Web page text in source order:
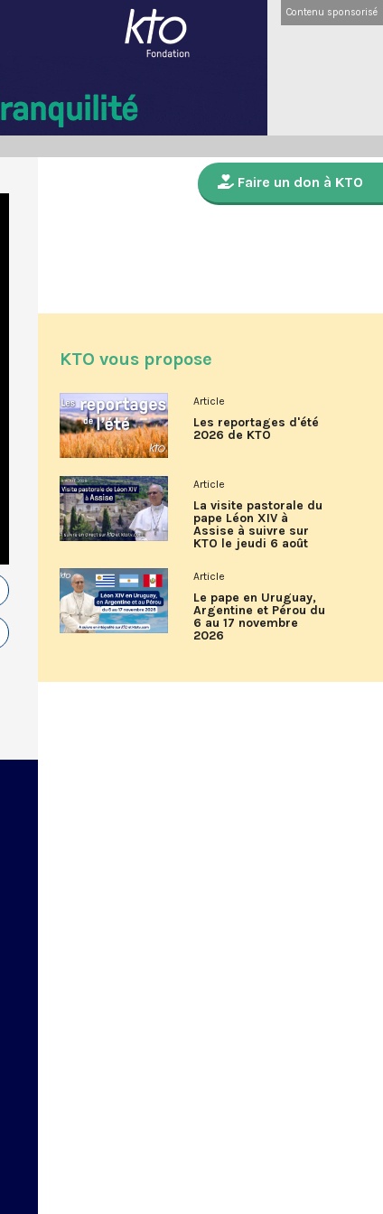
Contenu sponsorisé
Faire un don à KTO
KTO vous propose
Article
Les reportages d'été
2026 de KTO
Article
La visite pastorale du
pape Léon XIV à
Assise à suivre sur
KTO le jeudi 6 août
Article
Le pape en Uruguay,
Argentine et Pérou du
6 au 17 novembre
2026